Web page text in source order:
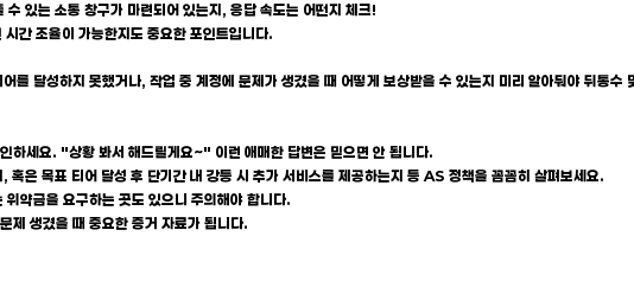
있는 소통 창구가 마련되어 있는지, 응답 속도는 어떤지 체크!
간 조율이 가능한지도 중요한 포인트입니다.
달성하지 못했거나, 작업 중 계정에 문제가 생겼을 때 어떻게 보상받을 수 있는지 미리 알아둬야 뒤통수
하세요. "상황 봐서 해드릴게요~" 이런 애매한 답변은 믿으면 안 됩니다.
은 목표 티어 달성 후 단기간 내 강등 시 추가 서비스를 제공하는지 등 AS 정책을 꼼꼼히 살펴보세요.
약금을 요구하는 곳도 있으니 주의해야 합니다.
제 생겼을 때 중요한 증거 자료가 됩니다.